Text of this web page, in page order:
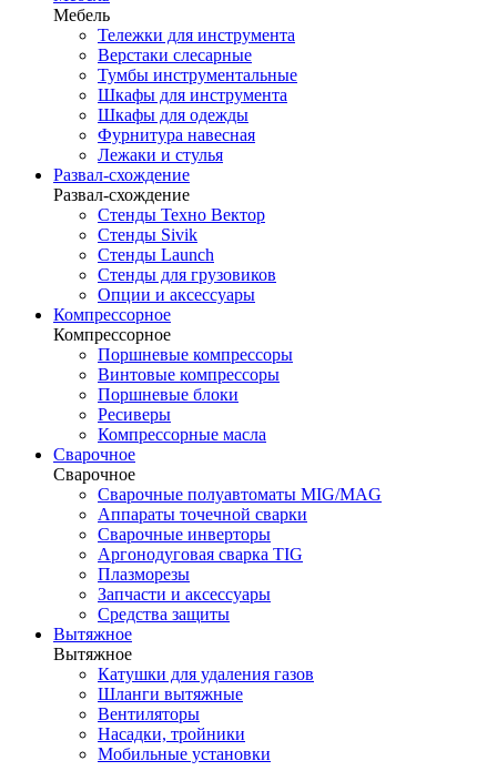
Мебель
Тележки для инструмента
Верстаки слесарные
Тумбы инструментальные
Шкафы для инструмента
Шкафы для одежды
Фурнитура навесная
Лежаки и стулья
Развал-схождение
Развал-схождение
Стенды Техно Вектор
Стенды Sivik
Стенды Launch
Стенды для грузовиков
Опции и аксессуары
Компрессорное
Компрессорное
Поршневые компрессоры
Винтовые компрессоры
Поршневые блоки
Ресиверы
Компрессорные масла
Сварочное
Сварочное
Сварочные полуавтоматы MIG/MAG
Аппараты точечной сварки
Сварочные инверторы
Аргонодуговая сварка TIG
Плазморезы
Запчасти и аксессуары
Средства защиты
Вытяжное
Вытяжное
Катушки для удаления газов
Шланги вытяжные
Вентиляторы
Насадки, тройники
Мобильные установки